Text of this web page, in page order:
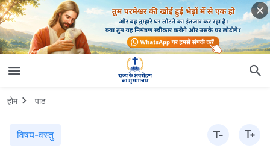
होम पाठ
विषय-वस्तु